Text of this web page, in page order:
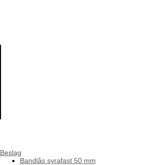
Beslag
Bandlås syrafast 50 mm